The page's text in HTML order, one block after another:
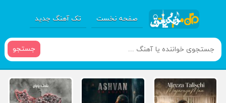
صفحه نخست تک آهنگ جدید
جستجو